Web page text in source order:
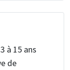
à 15 ans
de